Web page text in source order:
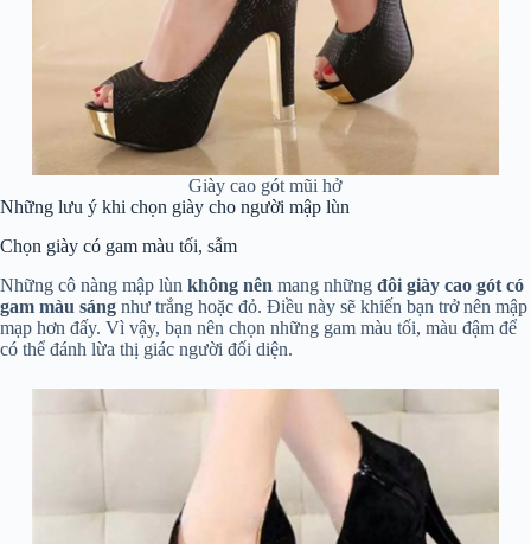
Giày cao gót mũi hở
Những lưu ý khi chọn giày cho người mập lùn
Chọn giày có gam màu tối, sẫm
Những cô nàng mập lùn không nên mang những đôi giày cao gót có
gam màu sáng như trắng hoặc đỏ. Điều này sẽ khiến bạn trở nên mập
mạp hơn đấy. Vì vậy, bạn nên chọn những gam màu tối, màu đậm để
có thể đánh lừa thị giác người đối diện.